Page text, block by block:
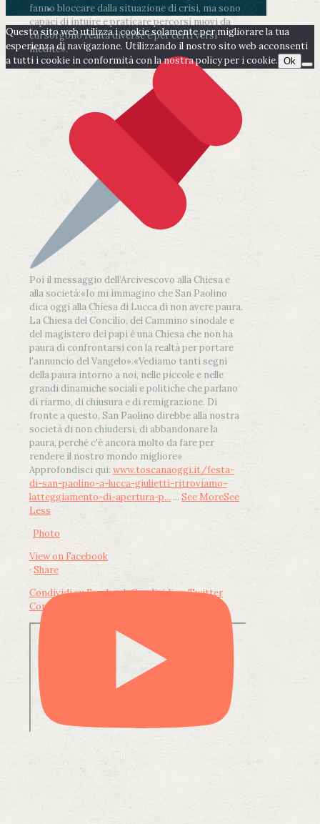
fanno bloccare dalla situazione di crisi, ma sono
capaci di intuire e praticare percorsi nuovi da
cui sorgono realtà diverse e per certi versi
inedite».
Poi il messaggio dell’Arcivescovo alla Chiesa e
alla società:«Io mi immagino che San Paolino
dica oggi alla Chiesa di Lucca di non avere paura.
La Chiesa del Concilio, del Cammino sinodale e
del magistero dei papi è una Chiesa che non ha
paura di confrontarsi con la realtà per portare
l'annuncio del Vangelo».«Vediamo tanti segni
della paura intorno a noi, nelle piccole e nelle
grandi dinamiche sociali e politiche che parlano
di riarmo, di chiusura e di remigrazione. Di
fronte a questo, San Paolino direbbe alla nostra
società di non chiudersi, di abbandonare la
paura, perché c'è ancora molto da fare per
rendere il nostro mondo migliore»
Approfondisci qui: www.toscanaoggi.it/festa-
di-san-paolino-a-lucca-giulietti-ritroviamo-
latteggiamento-di-apertura-p... ... See MoreSee
Less
Photo
View on Facebook
· Share
Condividi su FacebookCondividi su Twitter
Condividi su LinkedIn
Questo sito web utilizza i cookie solamente per migliorare la tua
esperienza di navigazione. Utilizzando il nostro sito web acconsenti
a tutti i cookie in conformità con la nostra policy per i cookie. Ok